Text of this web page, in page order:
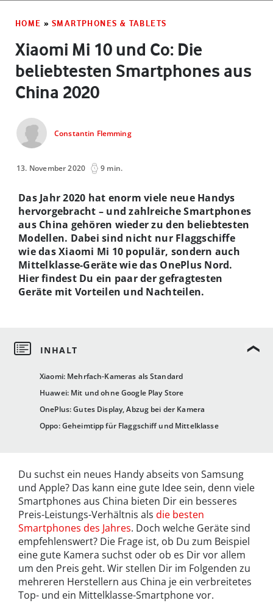
HOME » SMARTPHONES & TABLETS
Xiaomi Mi 10 und Co: Die
beliebtesten Smartphones aus
China 2020
Constantin Flemming
13. November 2020 9 min.
Xiaomi: Mehrfach-Kameras als Standard
Huawei: Mit und ohne Google Play Store
OnePlus: Gutes Display, Abzug bei der Kamera
Oppo: Geheimtipp für Flaggschiff und Mittelklasse
Das Jahr 2020 hat enorm viele neue Handys
hervorgebracht – und zahlreiche Smartphones
aus China gehören wieder zu den beliebtesten
Modellen. Dabei sind nicht nur Flaggschiffe
wie das Xiaomi Mi 10 populär, sondern auch
Mittelklasse-Geräte wie das OnePlus Nord.
Hier findest Du ein paar der gefragtesten
Geräte mit Vorteilen und Nachteilen.
Du suchst ein neues Handy abseits von Samsung
und Apple? Das kann eine gute Idee sein, denn viele
Smartphones aus China bieten Dir ein besseres
Preis-Leistungs-Verhältnis als die besten
Smartphones des Jahres. Doch welche Geräte sind
empfehlenswert? Die Frage ist, ob Du zum Beispiel
eine gute Kamera suchst oder ob es Dir vor allem
um den Preis geht. Wir stellen Dir im Folgenden zu
mehreren Herstellern aus China je ein verbreitetes
Top- und ein Mittelklasse-Smartphone vor.